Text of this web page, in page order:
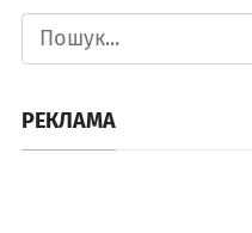
РЕКЛАМА